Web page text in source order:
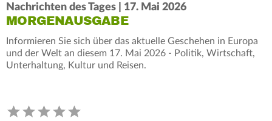
Nachrichten des Tages | 17. Mai 2026
MORGENAUSGABE
Informieren Sie sich über das aktuelle Geschehen in Europa
und der Welt an diesem 17. Mai 2026 - Politik, Wirtschaft,
Unterhaltung, Kultur und Reisen.